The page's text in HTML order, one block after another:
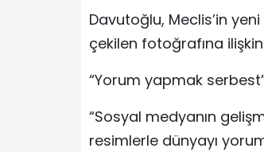
Davutoğlu, Meclis’in
çekilen fotoğrafına
“Yorum yapmak
“Sosyal medyanın
resimlerle dünyayı